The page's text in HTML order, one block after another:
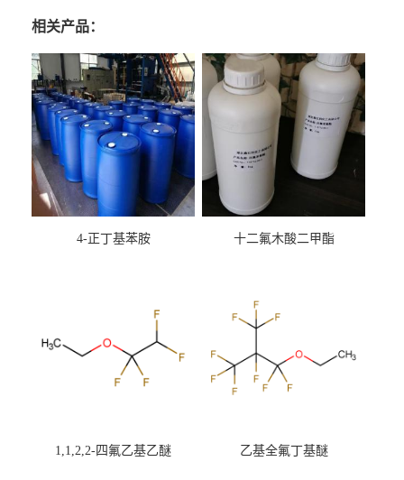
相关产品：
4-正丁基苯胺 十二氟木酸二甲酯
1,1,2,2-四氟乙基乙醚 乙基全氟丁基醚